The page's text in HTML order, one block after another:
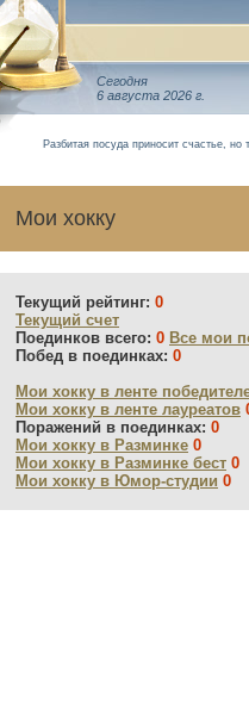
Сегодня
6 августа 2026 г.
Разбитая посуда приносит счастье, но
Мои хокку
Текущий рейтинг: 0
Текущий счет
Поединков всего: 0 Все мои
Побед в поединках: 0
Мои хокку в ленте
Мои хокку в ленте лауреатов
Поражений в поединках: 0
Мои хокку в Разминке 0
Мои хокку в Разминке бест 0
Мои хокку в Юмор-студии 0